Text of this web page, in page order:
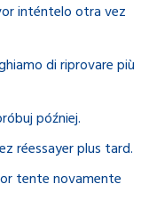
inténtelo otra vez
di riprovare più
później.
réessayer plus tard.
tente novamente